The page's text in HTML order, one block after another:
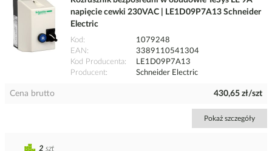
napięcie cewki 230VAC | LE1D09P7A13 Schneider
Electric
Kod
1079248
EAN
3389110541304
Kod Producenta
LE1D09P7A13
Producent
Schneider Electric
Cena brutto 430,65 zł/szt
Pokaż szczegóły
2 szt